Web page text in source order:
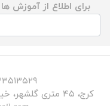
برای اطلاع از آموزش
۰۲۶۳۳۵۱۳۵۲۹ -
کرج، ۴۵ متری گلشهر، خیابان کوکب شرقی، عکس و فیلم مکث